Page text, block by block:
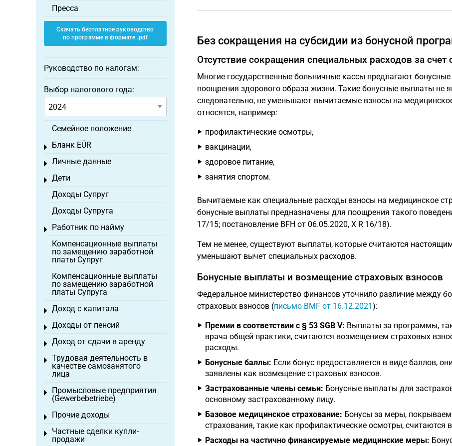
Без сокращения на субсидии из бонусной
Отсутствие сокращения специальных расходов за
Многие государственные больничные кассы предлагают
поощрения здорового образа жизни. Такие бонусные выплаты не
следовательно, не уменьшают вычитаемые взносы на
относятся, например:
профилактические осмотры,
вакцинации,
здоровое питание,
занятия спортом.
Вычитаемые как специальные расходы взносы на медицинское
бонусные выплаты предназначены для поощрения такого
17/15; постановление BFH от 06.05.2020, X R 16/18).
Тем не менее, существуют выплаты, которые считаются
уменьшают вычет специальных расходов.
Бонусные выплаты и возмещение страховых взносов
Федеральное министерство финансов уточнило различие между
страховых взносов (письмо BMF от 16.12.2021):
Премии в соответствии с § 53 SGB V: Выплаты за программы,
врача общей практики, считаются возмещением страховых
расходы.
Бонусные баллы: Если бонус предоставляется в виде баллов,
заявлены как возмещение страховых взносов.
Застрахованные члены семьи: Бонусные выплаты для
основному застрахованному лицу.
Базовое медицинское страхование: Бонусы за меры,
страхования, такие как профилактические осмотры, считаются
Расходы на частично финансируемые медицинские меры:
Пресса
Скачать бесплатное руководство
по программе в формате .pdf
Руководство по налогам:
Выбор налогового года:
Семейное положение
Бланк EÜR
Toggle menu
Личные данные
Toggle menu
Дети
Toggle menu
Доходы Супруг
Доходы Супруга
Работник по найму
Toggle menu
Компенсационные выплаты
по замещению заработной
платы Супруг
Компенсационные выплаты
по замещению заработной
платы Супруга
Доход с капитала
Toggle menu
Доходы от пенсий
Toggle menu
Доход от сдачи в аренду
Toggle menu
Трудовая деятельность в
качестве самозанятого
лица
Toggle menu
Промысловые предприятия
(Gewerbebetriebe)
Toggle menu
Прочие доходы
Toggle menu
Частные сделки купли-
продажи
Toggle menu